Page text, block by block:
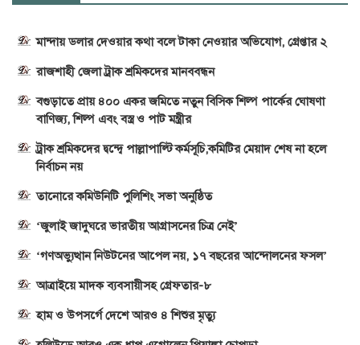
মান্দায় ডলার দেওয়ার কথা বলে টাকা নেওয়ার অভিযোগ, গ্রেপ্তার ২
রাজশাহী জেলা ট্রাক শ্রমিকদের মানববন্ধন
বগুড়াতে প্রায় ৪০০ একর জমিতে নতুন বিসিক শিল্প পার্কের ঘোষণা
বাণিজ্য, শিল্প এবং বস্ত্র ও পাট মন্ত্রীর
ট্রাক শ্রমিকদের দ্বন্দ্বে পাল্লাপাল্টি কর্মসূচি,কমিটির মেয়াদ শেষ না হলে
নির্বাচন নয়
তানোরে কমিউনিটি পুলিশিং সভা অনুষ্ঠিত
‘জুলাই জাদুঘরে ভারতীয় আগ্রাসনের চিত্র নেই’
‘গণঅভ্যুত্থান নিউটনের আপেল নয়, ১৭ বছরের আন্দোলনের ফসল’
আত্রাইয়ে মাদক ব্যবসায়ীসহ গ্রেফতার-৮
হাম ও উপসর্গে দেশে আরও ৪ শিশুর মৃত্যু